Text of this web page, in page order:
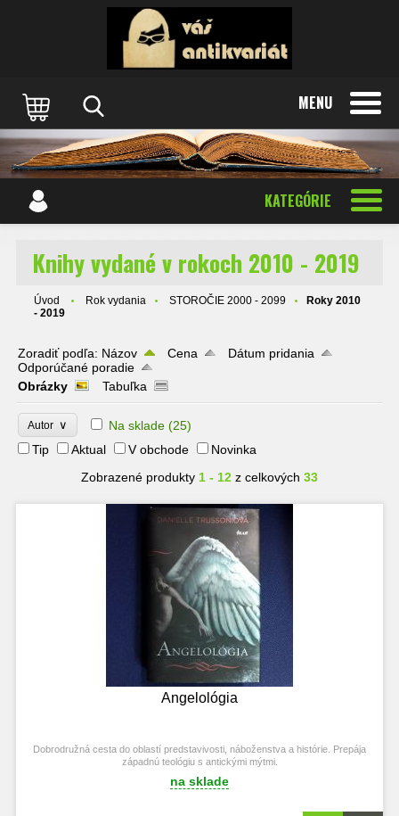
MENU
KATEGÓRIE
Knihy vydané v rokoch 2010 - 2019
Úvod Rok vydania STOROČIE 2000 - 2099
Roky 2010
- 2019
Zoradiť podľa: Názov Cena
Dátum pridania
Odporúčané poradie
Obrázky
Tabuľka
Autor ∨ Na sklade (25)
Tip
Aktual V obchode
Novinka
Zobrazené produkty 1 - 12 z celkových 33
Angelológia
Dobrodružná cesta do oblastí predstavivosti, náboženstva a histórie. Prepája
západnú teológiu s antickými mýtmi.
na sklade